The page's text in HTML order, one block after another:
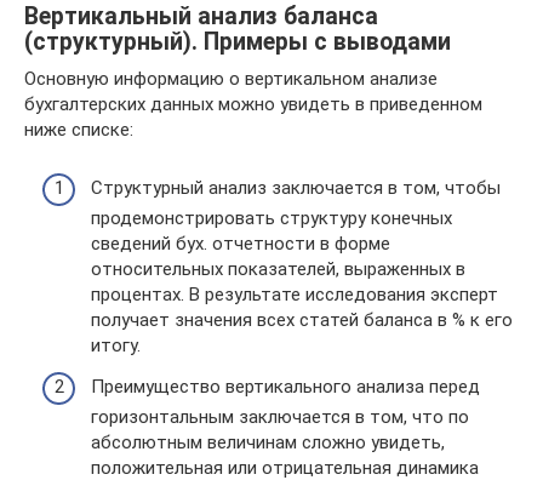
Вертикальный анализ баланса
(структурный). Примеры с выводами
Основную информацию о вертикальном анализе
бухгалтерских данных можно увидеть в приведенном
ниже списке:
Структурный анализ заключается в том, чтобы
продемонстрировать структуру конечных
сведений бух. отчетности в форме
относительных показателей, выраженных в
процентах. В результате исследования эксперт
получает значения всех статей баланса в % к его
итогу.
Преимущество вертикального анализа перед
горизонтальным заключается в том, что по
абсолютным величинам сложно увидеть,
положительная или отрицательная динамика